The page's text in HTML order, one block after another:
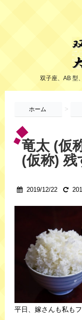
双子座、AB 型
ホーム >
竜太 (仮
(仮称) 残
2019/12/22
平日、嫁さんも私も